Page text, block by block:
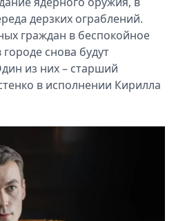
дерзких ограблений.
граждан в беспокойное
снова будут
из них – старший
в исполнении Кирилла